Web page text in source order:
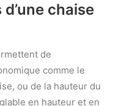
chaise
de
comme le
ou de la hauteur du
en hauteur et en